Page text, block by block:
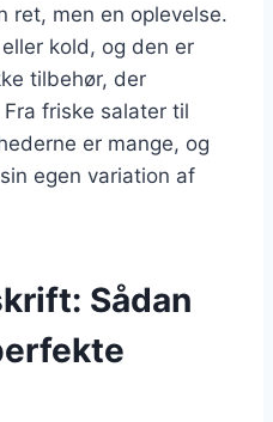
ret, men en oplevelse.
kold, og den er
tilbehør, der
friske salater til
er mange, og
egen variation af
Sådan